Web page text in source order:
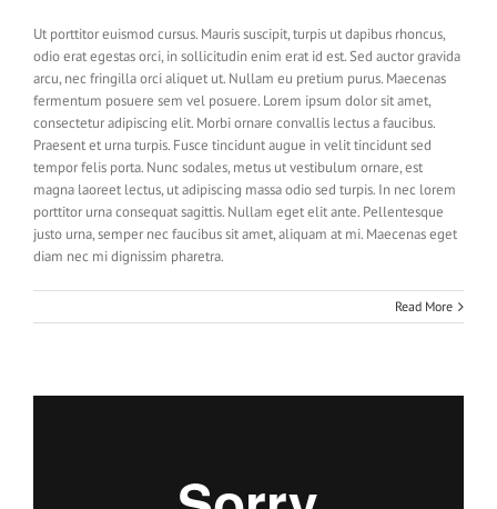
Ut porttitor euismod cursus. Mauris suscipit, turpis ut dapibus rhoncus,
odio erat egestas orci, in sollicitudin enim erat id est. Sed auctor gravida
arcu, nec fringilla orci aliquet ut. Nullam eu pretium purus. Maecenas
fermentum posuere sem vel posuere. Lorem ipsum dolor sit amet,
consectetur adipiscing elit. Morbi ornare convallis lectus a faucibus.
Praesent et urna turpis. Fusce tincidunt augue in velit tincidunt sed
tempor felis porta. Nunc sodales, metus ut vestibulum ornare, est
magna laoreet lectus, ut adipiscing massa odio sed turpis. In nec lorem
porttitor urna consequat sagittis. Nullam eget elit ante. Pellentesque
justo urna, semper nec faucibus sit amet, aliquam at mi. Maecenas eget
diam nec mi dignissim pharetra.
Read More